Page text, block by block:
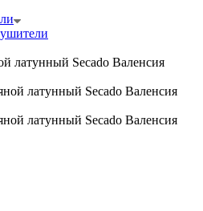
латунный Secado Валенсия